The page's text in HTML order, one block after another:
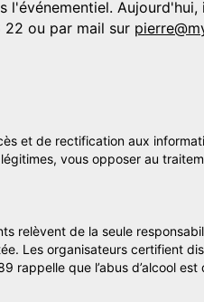
l'événementiel.
ou par mail sur
et de rectification aux
vous opposer au
relèvent de la seule
Les organisateurs certifient
rappelle que l’abus d’alcool est